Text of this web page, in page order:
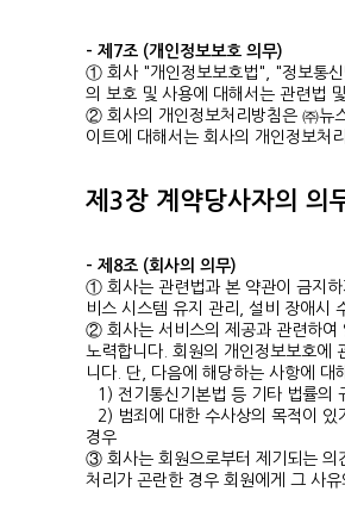
- 제7조 (개인정보보호 의무)
① 회사 "개인정보보호법", "정보통신
의 보호 및 사용에 대해서는 관련법
② 회사의 개인정보처리방침은 ㈜뉴
이트에 대해서는 회사의 개인정보처
제3장 계약당사자의 의
- 제8조 (회사의 의무)
① 회사는 관련법과 본 약관이 금지하
비스 시스템 유지 관리, 설비 장애시
② 회사는 서비스의 제공과 관련하여
노력합니다. 회원의 개인정보보호에
니다. 단, 다음에 해당하는 사항에 대
1) 전기통신기본법 등 기타 법률의
2) 범죄에 대한 수사상의 목적이
경우
③ 회사는 회원으로부터 제기되는 의
처리가 곤란한 경우 회원에게 그 사